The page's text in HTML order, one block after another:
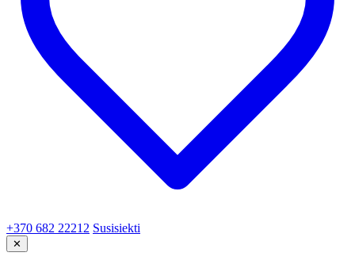
+370 682 22212 Susisiekti
✕